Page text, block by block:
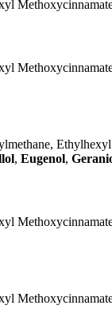
, Eugenol,